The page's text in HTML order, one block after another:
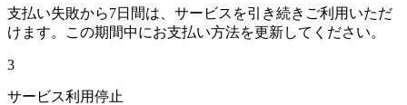
支払い失敗から7日間は、サービスを引き続きご利用いただ
けます。この期間中にお支払い方法を更新してください。
3
サービス利用停止